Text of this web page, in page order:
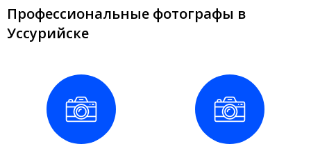
Профессиональные фотографы в
Уссурийске